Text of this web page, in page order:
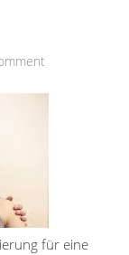
für eine